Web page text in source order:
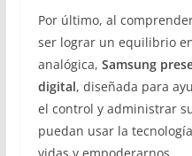
Por último, al
ser lograr un equilibrio
analógica, Samsung
digital, diseñada para
el control y administrar
puedan usar la